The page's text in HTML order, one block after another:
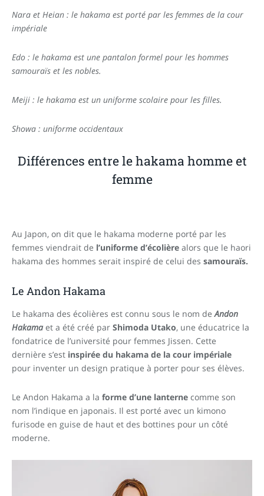
Nara et Heian : le hakama est porté par les femmes de la cour
impériale
Edo : le hakama est une pantalon formel pour les hommes
samouraïs et les nobles.
Meiji : le hakama est un uniforme scolaire pour les filles.
Showa : uniforme occidentaux
Différences entre le hakama homme et
femme
Au Japon, on dit que le hakama moderne porté par les
femmes viendrait de l’uniforme d’écolière alors que le haori
hakama des hommes serait inspiré de celui des samouraïs.
Le Andon Hakama
Le hakama des écolières est connu sous le nom deAndon
Hakamaet a été créé par Shimoda Utako, une éducatrice la
fondatrice de l’université pour femmes Jissen. Cette
dernière s’est inspirée du hakama de la cour impériale
pour inventer un design pratique à porter pour ses élèves.
Le Andon Hakama a la forme d’une lanterne comme son
nom l’indique en japonais. Il est porté avec un kimono
furisode en guise de haut et des bottines pour un côté
moderne.